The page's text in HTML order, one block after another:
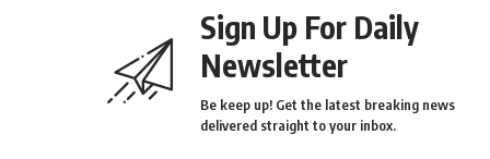
Sign Up For Daily
Newsletter
Be keep up! Get the latest breaking news
delivered straight to your inbox.